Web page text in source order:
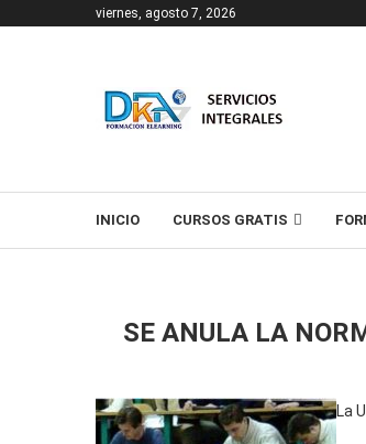
viernes, agosto 7, 2026
INICIO CURSOS GRATIS
SE ANULA LA
La